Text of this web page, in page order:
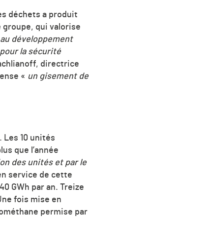
déchets a produit
groupe, qui valorise
développement
la sécurité
directrice
« un gisement de
Les 10 unités
que l’année
des unités et par le
service de cette
GWh par an. Treize
fois mise en
permise par